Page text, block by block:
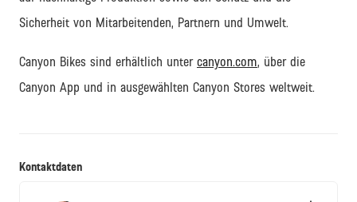
Sicherheit von Mitarbeitenden, Partnern und Umwelt.
Canyon Bikes sind erhältlich unter canyon.com, über die
Canyon App und in ausgewählten Canyon Stores weltweit.
Kontaktdaten